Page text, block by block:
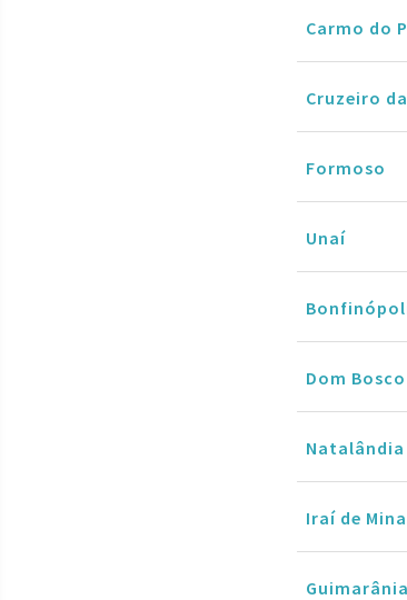
Carmo do
Cruzeiro
Formoso
Unaí
Dom Bosco
Natalândia
Iraí de
Guimarânia